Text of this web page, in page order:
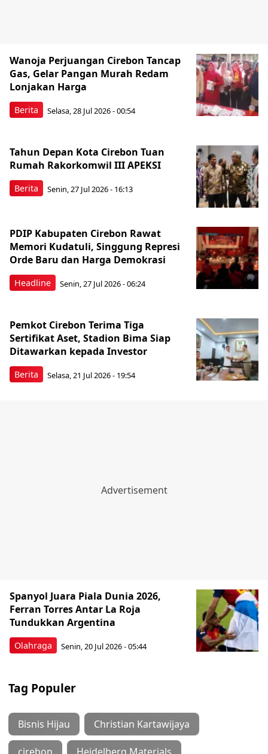
Berita
Wanoja Perjuangan Cirebon Tancap
Gas, Gelar Pangan Murah Redam
Lonjakan Harga
Selasa, 28 Jul 2026 - 00:54
Berita
Tahun Depan Kota Cirebon Tuan
Rumah Rakorkomwil III APEKSI
Senin, 27 Jul 2026 - 16:13
Headline
PDIP Kabupaten Cirebon Rawat
Memori Kudatuli, Singgung Represi
Orde Baru dan Harga Demokrasi
Senin, 27 Jul 2026 - 06:24
Berita
Pemkot Cirebon Terima Tiga
Sertifikat Aset, Stadion Bima Siap
Ditawarkan kepada Investor
Selasa, 21 Jul 2026 - 19:54
Olahraga
Spanyol Juara Piala Dunia 2026,
Ferran Torres Antar La Roja
Tundukkan Argentina
Senin, 20 Jul 2026 - 05:44
Tag Populer
Bisnis Hijau Christian Kartawijaya